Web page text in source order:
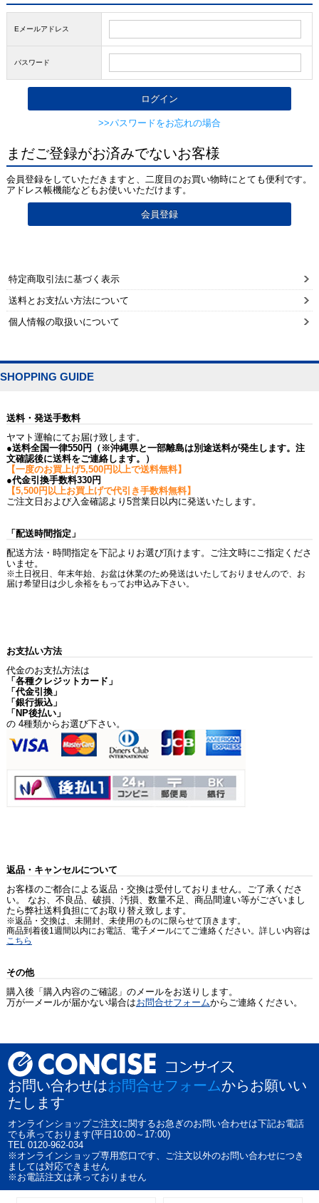
Eメールアドレス
パスワード
>>パスワードをお忘れの場合
まだご登録がお済みでないお客様
会員登録をしていただきますと、二度目のお買い物時にとても便利です。
アドレス帳機能などもお使いいただけます。
特定商取引法に基づく表示
送料とお支払い方法について
個人情報の取扱いについて
SHOPPING GUIDE
送料・発送手数料
ヤマト運輸にてお届け致します。
●送料全国一律550円（※沖縄県と一部離島は別途送料が発生します。注
文確認後に送料をご連絡します。）
【一度のお買上げ5,500円以上で送料無料】
●代金引換手数料330円
【5,500円以上お買上げで代引き手数料無料】
ご注文日および入金確認より5営業日以内に発送いたします。
「配送時間指定」
配送方法・時間指定を下記よりお選び頂けます。ご注文時にご指定くださ
いませ。
※土日祝日、年末年始、お盆は休業のため発送はいたしておりませんので、お
届け希望日は少し余裕をもってお申込み下さい。
お支払い方法
代金のお支払方法は
「各種クレジットカード」
「代金引換」
「銀行振込」
「NP後払い」
の 4種類からお選び下さい。
返品・キャンセルについて
お客様のご都合による返品・交換は受付しておりません。ご了承くださ
い。 なお、不良品、破損、汚損、数量不足、商品間違い等がございまし
たら弊社送料負担にてお取り替え致します。
※返品・交換は、未開封、未使用のものに限らせて頂きます。
商品到着後1週間以内にお電話、電子メールにてご連絡ください。詳しい内容は
こちら
その他
購入後「購入内容のご確認」のメールをお送りします。
万が一メールが届かない場合はお問合せフォームからご連絡ください。
お問い合わせはお問合せフォームからお願いい
たします
オンラインショップご注文に関するお急ぎのお問い合わせは下記お電話
でも承っております(平日10:00～17:00)
TEL 0120-962-034
※オンラインショップ専用窓口です、ご注文以外のお問い合わせにつき
ましては対応できません
※お電話注文は承っておりません